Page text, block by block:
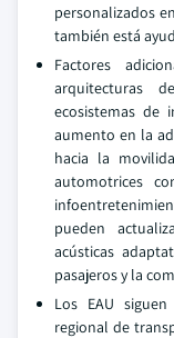
personalizados
también está
Factores
arquitecturas
ecosistemas de
aumento en la
hacia la
automotrices
pueden
acústicas
pasajeros y la
Los EAU
regional de